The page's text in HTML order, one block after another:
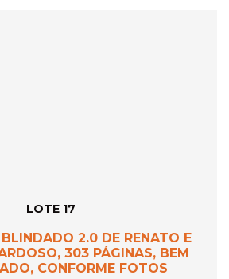
LOTE 17
2.0 DE RENATO E
303 PÁGINAS, BEM
CONFORME FOTOS